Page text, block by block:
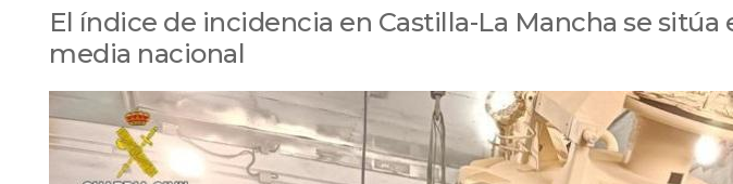
El índice de incidencia en Castilla-La Mancha se sitúa
media nacional